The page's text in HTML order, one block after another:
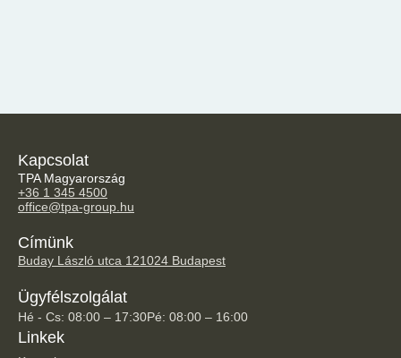
Kapcsolat
TPA Magyarország
+36 1 345 4500
office@tpa-group.hu
Címünk
Buday László utca 121024 Budapest
Ügyfélszolgálat
Hé - Cs: 08:00 – 17:30Pé: 08:00 – 16:00
Linkek